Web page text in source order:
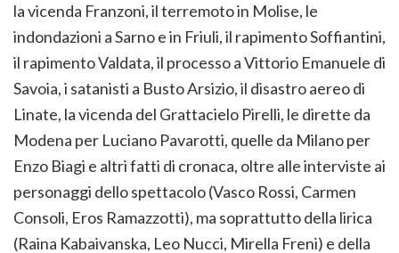
la vicenda Franzoni, il terremoto in Molise, le
indondazioni a Sarno e in Friuli, il rapimento Soffiantini,
il rapimento Valdata, il processo a Vittorio Emanuele di
Savoia, i satanisti a Busto Arsizio, il disastro aereo di
Linate, la vicenda del Grattacielo Pirelli, le dirette da
Modena per Luciano Pavarotti, quelle da Milano per
Enzo Biagi e altri fatti di cronaca, oltre alle interviste ai
personaggi dello spettacolo (Vasco Rossi, Carmen
Consoli, Eros Ramazzotti), ma soprattutto della lirica
(Raina Kabaivanska, Leo Nucci, Mirella Freni) e della